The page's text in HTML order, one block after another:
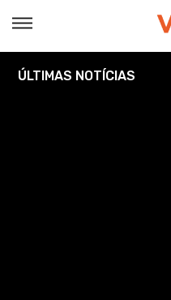
ÚLTIMAS NOTÍCIAS